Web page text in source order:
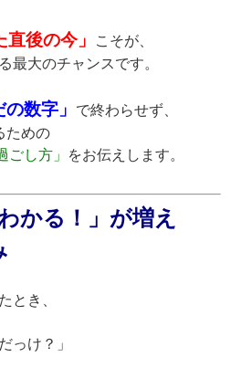
直後の今」
こそが、
最大のチャンスです。
の数字」
で終わらせず、
ための
ごし方」 をお伝えします。
かる！」が増え
とき、
っけ？」